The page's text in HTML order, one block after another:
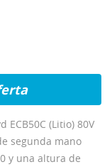
ECB50C (Litio) 80V
segunda mano
y una altura de